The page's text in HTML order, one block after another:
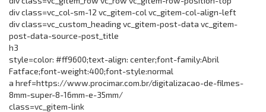
div class=vc_col-sm-12 vc_gitem-col vc_gitem-col-align-left
div class=vc_custom_heading vc_gitem-post-data vc_gitem-
post-data-source-post_title
h3
style=color: #ff9600;text-align: center;font-family:Abril
Fatface;font-weight:400;font-style:normal
a href=https://www.procimar.com.br/digitalizacao-de-filmes-
8mm-super-8-16mm-e-35mm/
class=vc_gitem-link